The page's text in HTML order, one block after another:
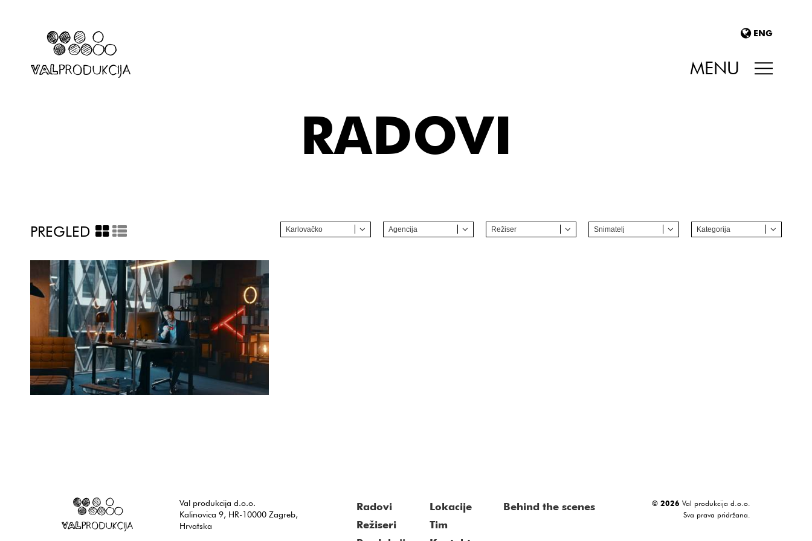
ENG
MENU
RADOVI
PREGLED Karlovačko Agencija Režiser Snimatelj Kategorija
Karlovačko
Istok Tornjanski
Karlovačko - Uz ekipu
Val produkcija d.o.o.
Kalinovica 9, HR-10000 Zagreb,
Hrvatska
Radovi
Režiseri
Lokacije
Tim
Behind the scenes © 2026 Val produkcija d.o.o.
Sva prava pridržana.